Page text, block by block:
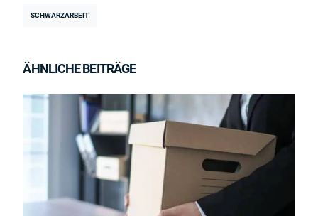
SCHWARZARBEIT
ÄHNLICHE BEITRÄGE